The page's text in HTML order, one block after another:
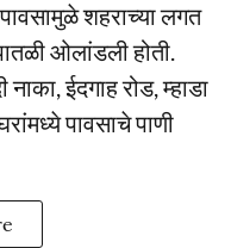
शहराच्या लगत
ओलांडली होती.
ईदगाह रोड, म्हाडा
पावसाचे पाणी